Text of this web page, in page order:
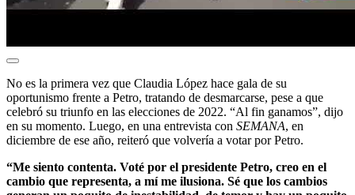
No es la primera vez que Claudia López hace gala de su
oportunismo frente a Petro, tratando de desmarcarse, pese a que
celebró su triunfo en las elecciones de 2022. “Al fin ganamos”, dijo
en su momento. Luego, en una entrevista con SEMANA, en
diciembre de ese año, reiteró que volvería a votar por Petro.
“Me siento contenta. Voté por el presidente Petro, creo en el
cambio que representa, a mí me ilusiona. Sé que los cambios